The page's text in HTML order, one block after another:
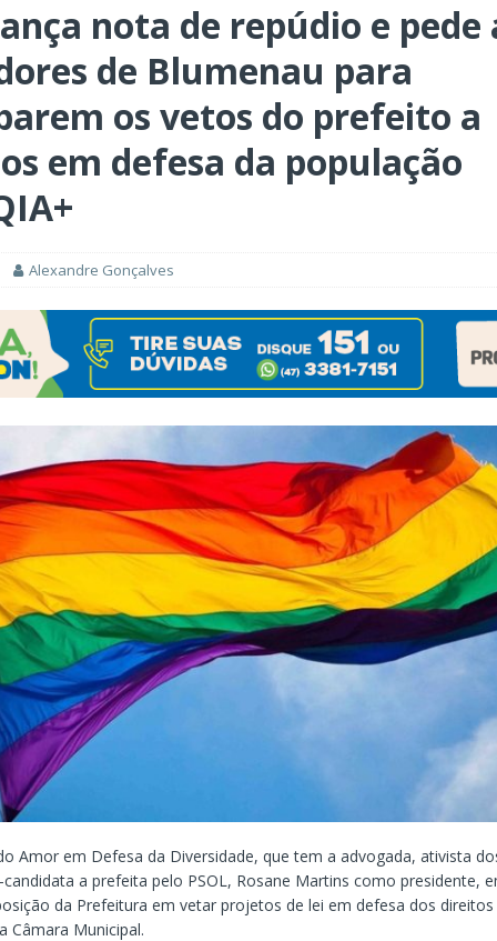
da Computação a partir de 2027
GERAL
ao Senado será do partido NOVO
POLÍTICA
de cargo após denúncias de assédio e importunação sexual
GERAL
nota de repúdio e pede
de Blumenau para
os vetos do prefeito a
em defesa da população
Alexandre Gonçalves
Amor em Defesa da Diversidade, que tem a advogada, ativista
a prefeita pelo PSOL, Rosane Martins como presidente,
da Prefeitura em vetar projetos de lei em defesa dos direitos
Câmara Municipal.